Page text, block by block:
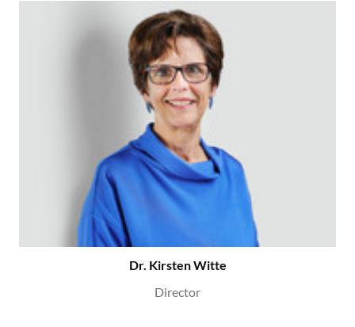
Dr. Kirsten Witte
Director